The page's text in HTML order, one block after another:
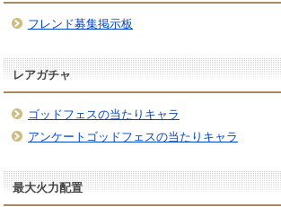
フレンド募集掲示板
レアガチャ
ゴッドフェスの当たりキャラ
アンケートゴッドフェスの当たりキャラ
最大火力配置